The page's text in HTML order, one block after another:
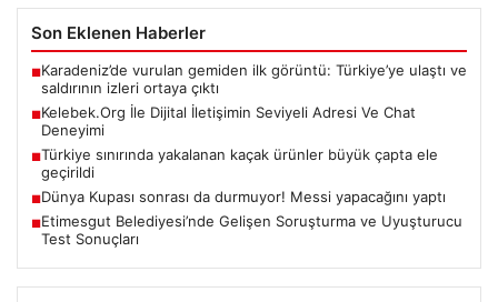
Son Eklenen Haberler
■Karadeniz’de vurulan gemiden ilk görüntü: Türkiye’ye ulaştı ve
saldırının izleri ortaya çıktı
■Kelebek.Org İle Dijital İletişimin Seviyeli Adresi Ve Chat
Deneyimi
■Türkiye sınırında yakalanan kaçak ürünler büyük çapta ele
geçirildi
■Dünya Kupası sonrası da durmuyor! Messi yapacağını yaptı
■Etimesgut Belediyesi’nde Gelişen Soruşturma ve Uyuşturucu
Test Sonuçları